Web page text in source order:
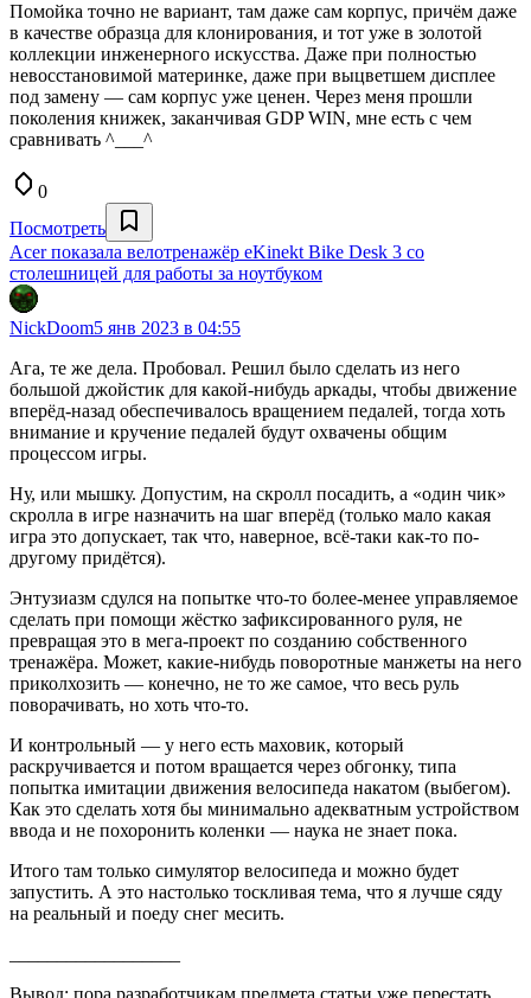
Помойка точно не вариант, там даже сам корпус, причём даже
в качестве образца для клонирования, и тот уже в золотой
коллекции инженерного искусства. Даже при полностью
невосстановимой материнке, даже при выцветшем дисплее
под замену — сам корпус уже ценен. Через меня прошли
поколения книжек, заканчивая GDP WIN, мне есть с чем
сравнивать ^___^
0
Посмотреть
Acer показала велотренажёр eKinekt Bike Desk 3 со
столешницей для работы за ноутбуком
NickDoom5 янв 2023 в 04:55
Ага, те же дела. Пробовал. Решил было сделать из него
большой джойстик для какой-нибудь аркады, чтобы движение
вперёд-назад обеспечивалось вращением педалей, тогда хоть
внимание и кручение педалей будут охвачены общим
процессом игры.
Ну, или мышку. Допустим, на скролл посадить, а «один чик»
скролла в игре назначить на шаг вперёд (только мало какая
игра это допускает, так что, наверное, всё-таки как-то по-
другому придётся).
Энтузиазм сдулся на попытке что-то более-менее управляемое
сделать при помощи жёстко зафиксированного руля, не
превращая это в мега-проект по созданию собственного
тренажёра. Может, какие-нибудь поворотные манжеты на него
приколхозить — конечно, не то же самое, что весь руль
поворачивать, но хоть что-то.
И контрольный — у него есть маховик, который
раскручивается и потом вращается через обгонку, типа
попытка имитации движения велосипеда накатом (выбегом).
Как это сделать хотя бы минимально адекватным устройством
ввода и не похоронить коленки — наука не знает пока.
Итого там только симулятор велосипеда и можно будет
запустить. А это настолько тоскливая тема, что я лучше сяду
на реальный и поеду снег месить.
Вывод: пора разработчикам предмета статьи уже перестать